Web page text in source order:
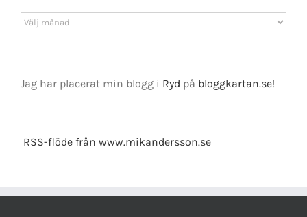
Arkiv
Jag har placerat min blogg i Ryd på bloggkartan.se!
RSS-flöde från www.mikandersson.se